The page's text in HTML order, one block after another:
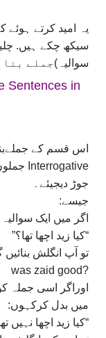
سوالیہ)جملے
Sentences in
اس قسم کے
جوڑ دیجیئے۔
جیسے:
اگر میں ایک
“کیا زید اچھا تھا؟”
تو آپ انگلش بنائیں
?was zaid good
میں بدل کرکہوں:
“کیا زید اچھا نہیں